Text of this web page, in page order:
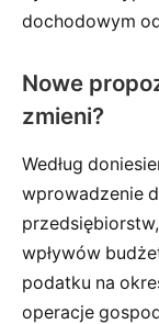
dochodowym
Nowe
zmieni?
Według
wprowadzenie
wpływów
podatku na
operacje